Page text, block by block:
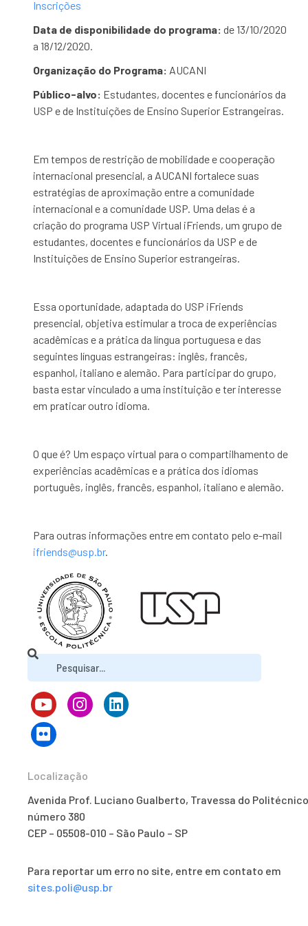
Inscrições
Data de disponibilidade do programa:de 13/10/2020
a 18/12/2020.
Organização do Programa: AUCANI
Público-alvo: Estudantes, docentes e funcionários da
USP e de Instituições de Ensino Superior Estrangeiras.
Em tempos de restrição de mobilidade e cooperação
internacional presencial, a AUCANI fortalece suas
estratégias de aproximação entre a comunidade
internacional e a comunidade USP. Uma delas é a
criação do programa USP Virtual iFriends, um grupo de
estudantes, docentes e funcionários da USP e de
Instituições de Ensino Superior estrangeiras.
Essa oportunidade, adaptada do USP iFriends
presencial, objetiva estimular a troca de experiências
acadêmicas e a prática da língua portuguesa e das
seguintes línguas estrangeiras: inglês, francês,
espanhol, italiano e alemão. Para participar do grupo,
basta estar vinculado a uma instituição e ter interesse
em praticar outro idioma.
O que é? Um espaço virtual para o compartilhamento de
experiências acadêmicas e a prática dos idiomas
português, inglês, francês, espanhol, italiano e alemão.
Para outras informações entre em contato pelo e-mail
ifriends@usp.br.
Localização
Avenida Prof. Luciano Gualberto, Travessa do
número 380
CEP – 05508-010 – São Paulo – SP
Para reportar um erro no site, entre em contato em
sites.poli@usp.br